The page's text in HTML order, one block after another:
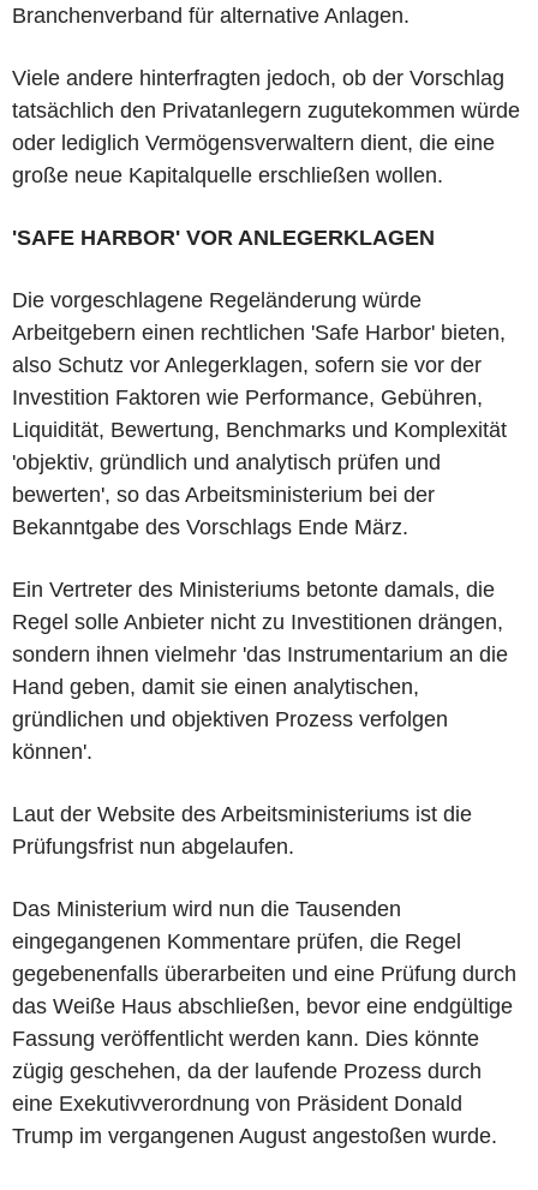
Branchenverband für alternative Anlagen.
Viele andere hinterfragten jedoch, ob der Vorschlag
tatsächlich den Privatanlegern zugutekommen würde
oder lediglich Vermögensverwaltern dient, die eine
große neue Kapitalquelle erschließen wollen.
'SAFE HARBOR' VOR ANLEGERKLAGEN
Die vorgeschlagene Regeländerung würde
Arbeitgebern einen rechtlichen 'Safe Harbor' bieten,
also Schutz vor Anlegerklagen, sofern sie vor der
Investition Faktoren wie Performance, Gebühren,
Liquidität, Bewertung, Benchmarks und Komplexität
'objektiv, gründlich und analytisch prüfen und
bewerten', so das Arbeitsministerium bei der
Bekanntgabe des Vorschlags Ende März.
Ein Vertreter des Ministeriums betonte damals, die
Regel solle Anbieter nicht zu Investitionen drängen,
sondern ihnen vielmehr 'das Instrumentarium an die
Hand geben, damit sie einen analytischen,
gründlichen und objektiven Prozess verfolgen
können'.
Laut der Website des Arbeitsministeriums ist die
Prüfungsfrist nun abgelaufen.
Das Ministerium wird nun die Tausenden
eingegangenen Kommentare prüfen, die Regel
gegebenenfalls überarbeiten und eine Prüfung durch
das Weiße Haus abschließen, bevor eine endgültige
Fassung veröffentlicht werden kann. Dies könnte
zügig geschehen, da der laufende Prozess durch
eine Exekutivverordnung von Präsident Donald
Trump im vergangenen August angestoßen wurde.